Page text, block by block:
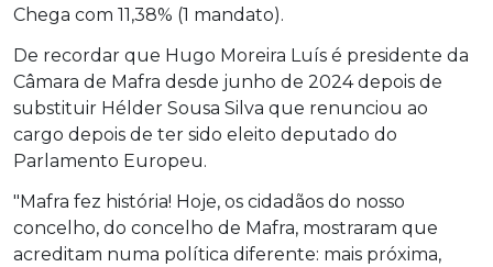
Chega com 11,38% (1 mandato).
De recordar que Hugo Moreira Luís é presidente da
Câmara de Mafra desde junho de 2024 depois de
substituir Hélder Sousa Silva que renunciou ao
cargo depois de ter sido eleito deputado do
Parlamento Europeu.
"Mafra fez história! Hoje, os cidadãos do nosso
concelho, do concelho de Mafra, mostraram que
acreditam numa política diferente: mais próxima,